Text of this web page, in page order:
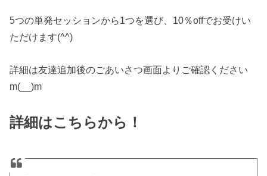
5つの単発セッションから1つを選び、10％offでお受けい
ただけます(^^)
詳細は友達追加後のごあいさつ画面よりご確認ください
m(__)m
詳細はこちらから！